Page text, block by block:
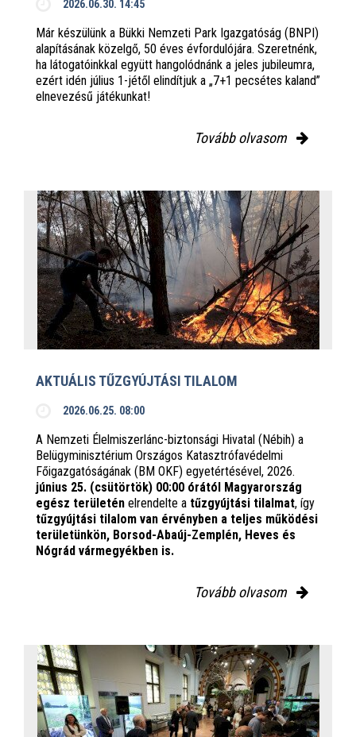
2026.06.30. 14:45
Már készülünk a Bükki Nemzeti Park Igazgatóság (BNPI)
alapításának közelgő, 50 éves évfordulójára. Szeretnénk,
ha látogatóinkkal együtt hangolódnánk a jeles jubileumra,
ezért idén július 1-jétől elindítjuk a „7+1 pecsétes kaland”
elnevezésű játékunkat!
Tovább olvasom
AKTUÁLIS TŰZGYÚJTÁSI TILALOM
2026.06.25. 08:00
A Nemzeti Élelmiszerlánc-biztonsági Hivatal (Nébih) a
Belügyminisztérium Országos Katasztrófavédelmi
Főigazgatóságának (BM OKF) egyetértésével, 2026.
június 25. (csütörtök) 00:00 órától Magyarország
egész területén elrendelte a tűzgyújtási tilalmat, így
tűzgyújtási tilalom van érvényben a teljes működési
területünkön, Borsod-Abaúj-Zemplén, Heves és
Nógrád vármegyékben is.
Tovább olvasom